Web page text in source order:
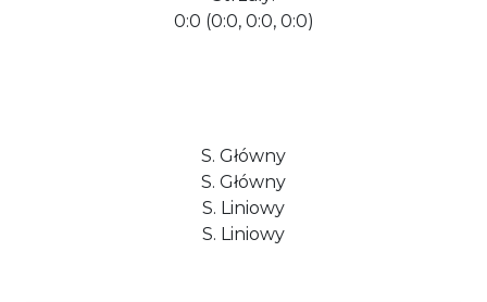
0:0 (0:0, 0:0, 0:0)
S. Główny
S. Główny
S. Liniowy
S. Liniowy